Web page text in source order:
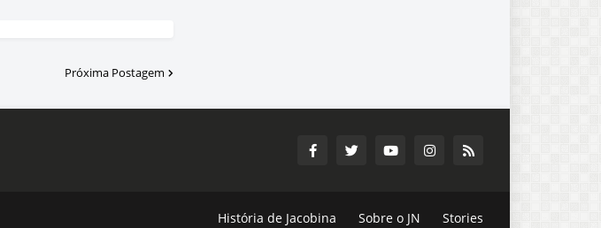
Próxima Postagem
História de Jacobina Sobre o JN Stories